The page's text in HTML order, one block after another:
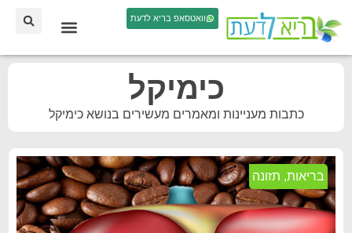
וואטסאפ בריא לדעת
כימיקל
כתבות מעניינות ומאמרים מעשירים בנושא כימיקל
בריאות, תזונה